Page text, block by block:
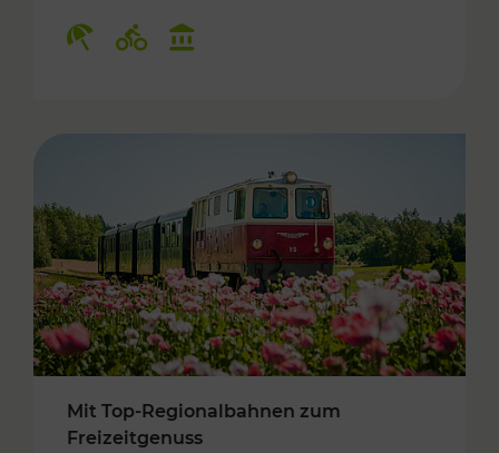
Mit Top-Regionalbahnen zum
Freizeitgenuss